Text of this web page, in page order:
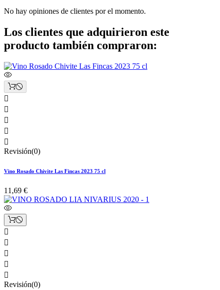
No hay opiniones de clientes por el momento.
Los clientes que adquirieron este
producto también compraron:





Revisión(0)
Vino Rosado Chivite Las Fincas 2023 75 cl
11,69 €





Revisión(0)